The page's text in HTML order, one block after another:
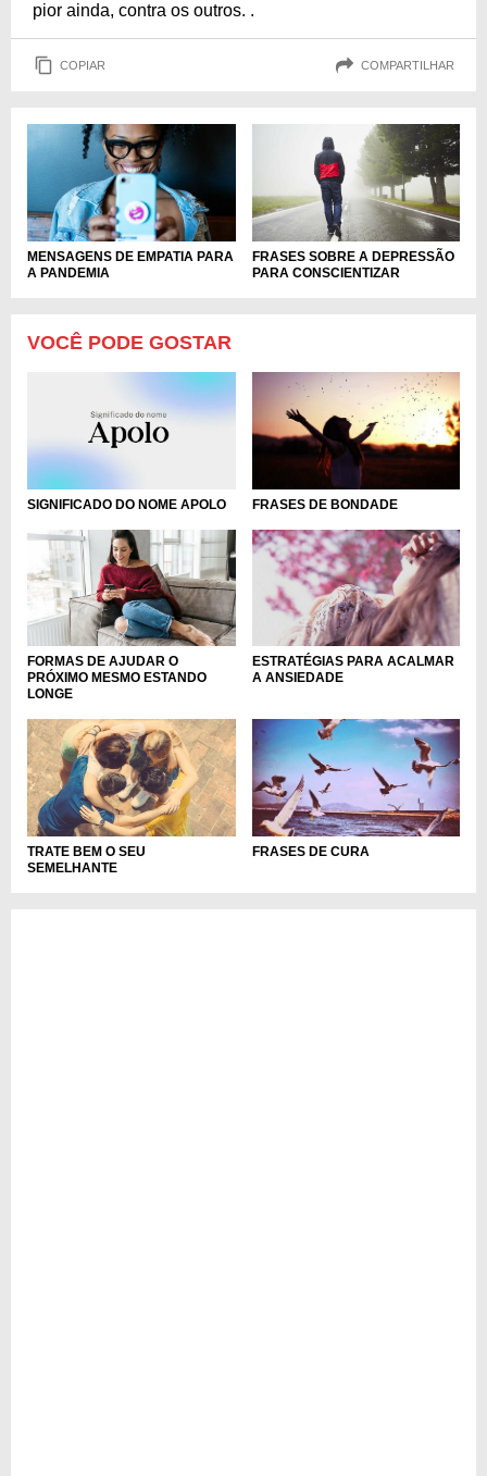
pior ainda, contra os outros. .
COPIAR COMPARTILHAR
MENSAGENS DE EMPATIA PARA
A PANDEMIA
FRASES SOBRE A DEPRESSÃO
PARA CONSCIENTIZAR
VOCÊ PODE GOSTAR
SIGNIFICADO DO NOME APOLO FRASES DE BONDADE
FORMAS DE AJUDAR O
PRÓXIMO MESMO ESTANDO
LONGE
ESTRATÉGIAS PARA ACALMAR
A ANSIEDADE
TRATE BEM O SEU
SEMELHANTE
FRASES DE CURA